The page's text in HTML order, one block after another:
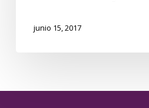
junio 15, 2017